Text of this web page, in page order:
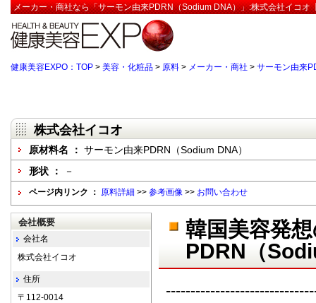
メーカー・商社なら「サーモン由来PDRN（Sodium DNA）」:株式会社イコオ
健康美容EXPO：TOP > 美容・化粧品 > 原料 > メーカー・商社 > サーモン由来
株式会社イコオ
原材料名 ： サーモン由来PDRN（Sodium DNA）
形状 ：
－
ページ内リンク ： 原料詳細 >> 参考画像 >> お問い合わせ
韓国美容発
PDRN（
会社概要
会社名
株式会社イコオ
住所
〒112-0014